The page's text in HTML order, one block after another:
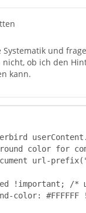
Systematik und
nicht, ob ich den
kann.